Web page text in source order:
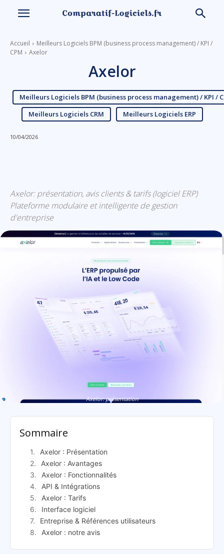
Accueil
Meilleurs Logiciels BPM (business process management) / KPI /
CPM
Axelor
Axelor
Meilleurs Logiciels BPM (business process management) / KPI /
Meilleurs Logiciels CRM
Meilleurs Logiciels ERP
10/04/2026
Axelor: présentation, avis clients & tarifs (logiciel ERP)
Plateforme modulaire et intelligente de gestion
d'entreprise
Axelor: présentation
Sommaire
Axelor : Présentation
Axelor : Avantages
Axelor : Fonctionnalités
API & Intégrations
Axelor : Tarifs
Interface logiciel
Entreprise & Références utilisateurs
Axelor : notre avis